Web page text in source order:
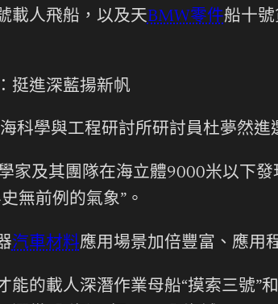
載人飛船，以及天BMW零件船十
挺進深藍揚新帆
科學與工程研討所研討員杜夢然進
家及其團隊在海立體9000米以下發
無前例的氣象”。
汽車材料應用場景加倍豐富、應用
能的載人深潛作業母船“摸索三號”